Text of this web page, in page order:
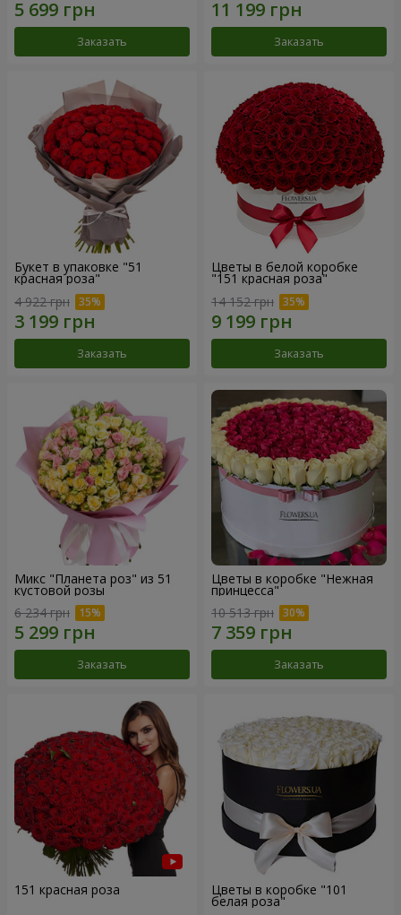
Заказать Заказать
Букет в упаковке "51
красная роза"
4 922 грн
Заказать
Цветы в белой коробке
"151 красная роза"
14 152 грн
Заказать
Микс "Планета роз" из 51
кустовой розы
6 234 грн
Заказать
Цветы в коробке "Нежная
принцесса"
10 513 грн
Заказать
151 красная роза Цветы в коробке "101
белая роза"